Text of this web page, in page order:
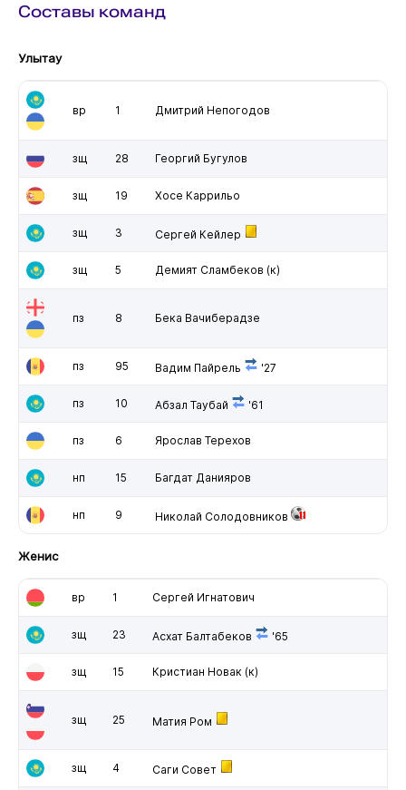
Составы команд
Улытау
вр 1 Дмитрий Непогодов
зщ 28 Георгий Бугулов
зщ 19 Хосе Каррильо
зщ 3 Сергей Кейлер
зщ 5 Демият Сламбеков (к)
пз 8 Бека Вачиберадзе
пз 95 Вадим Пайрель '27
пз 10 Абзал Таубай '61
пз 6 Ярослав Терехов
нп 15 Багдат Данияров
нп 9 Николай Солодовников
Женис
вр 1 Сергей Игнатович
зщ 23 Асхат Балтабеков '65
зщ 15 Кристиан Новак (к)
зщ 25 Матия Ром
зщ 4 Саги Совет